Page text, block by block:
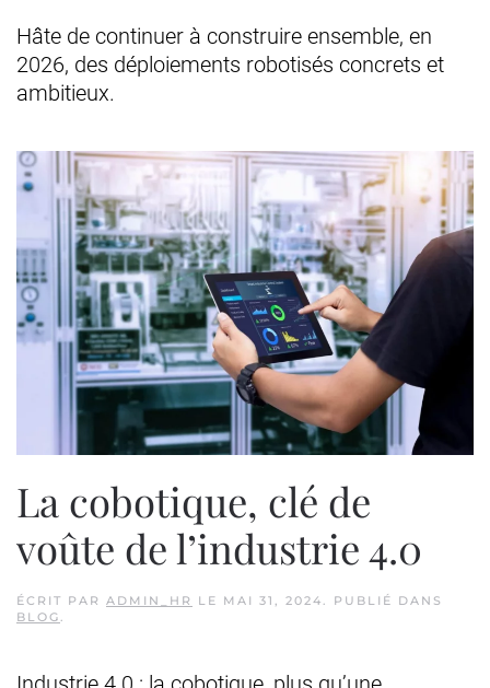
Hâte de continuer à construire ensemble, en
2026, des déploiements robotisés concrets et
ambitieux.
La cobotique, clé de
voûte de l’industrie 4.0
ÉCRIT PAR ADMIN_HR LE MAI 31, 2024. PUBLIÉ DANS
BLOG.